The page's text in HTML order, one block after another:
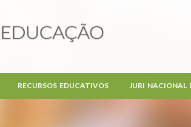
RECURSOS EDUCATIVOS JURI NACIONAL